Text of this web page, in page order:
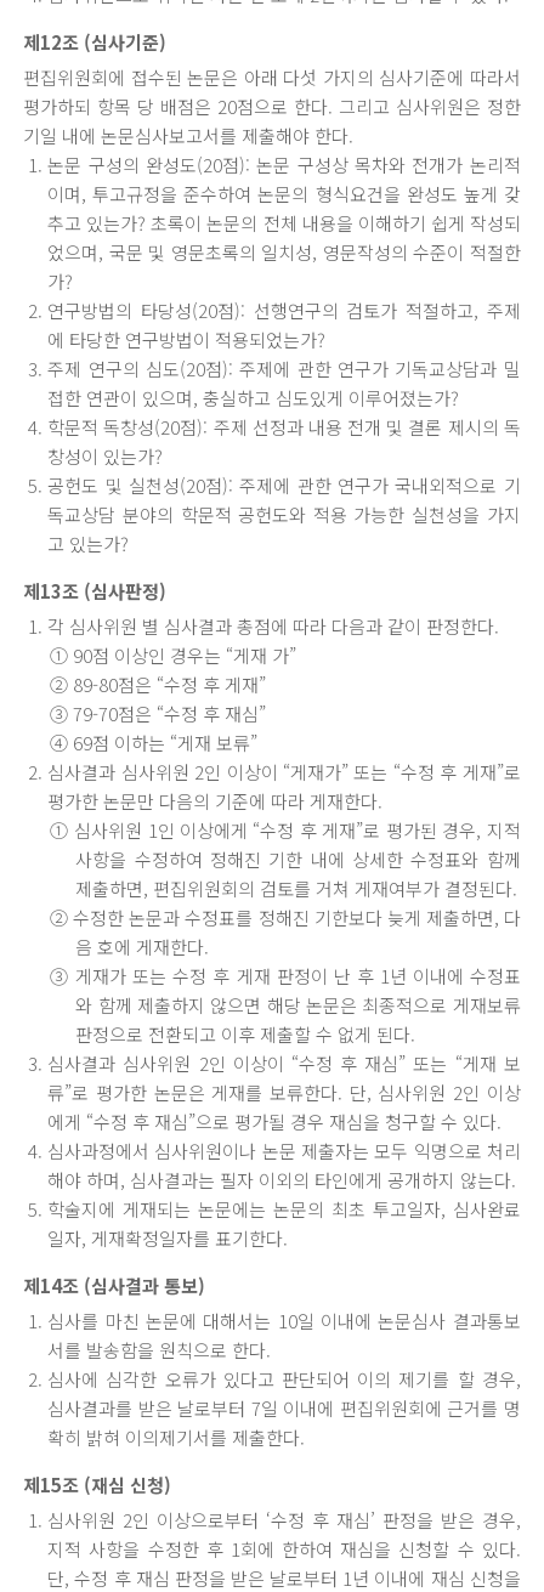
제12조 (심사기준)
편집위원회에 접수된 논문은 아래 다섯 가지의 심사기준에 따라서
평가하되 항목 당 배점은 20점으로 한다. 그리고 심사위원은 정한
기일 내에 논문심사보고서를 제출해야 한다.
논문 구성의 완성도(20점): 논문 구성상 목차와 전개가 논리적
이며, 투고규정을 준수하여 논문의 형식요건을 완성도 높게 갖
추고 있는가? 초록이 논문의 전체 내용을 이해하기 쉽게 작성되
었으며, 국문 및 영문초록의 일치성, 영문작성의 수준이 적절한
가?
연구방법의 타당성(20점): 선행연구의 검토가 적절하고, 주제
에 타당한 연구방법이 적용되었는가?
주제 연구의 심도(20점): 주제에 관한 연구가 기독교상담과 밀
접한 연관이 있으며, 충실하고 심도있게 이루어졌는가?
학문적 독창성(20점): 주제 선정과 내용 전개 및 결론 제시의 독
창성이 있는가?
공헌도 및 실천성(20점): 주제에 관한 연구가 국내외적으로 기
독교상담 분야의 학문적 공헌도와 적용 가능한 실천성을 가지
고 있는가?
제13조 (심사판정)
각 심사위원 별 심사결과 총점에 따라 다음과 같이 판정한다.
① 90점 이상인 경우는 “게재 가”
② 89-80점은 “수정 후 게재”
③ 79-70점은 “수정 후 재심”
④ 69점 이하는 “게재 보류”
심사결과 심사위원 2인 이상이 “게재가” 또는 “수정 후 게재”로
평가한 논문만 다음의 기준에 따라 게재한다.
① 심사위원 1인 이상에게 “수정 후 게재”로 평가된 경우, 지적
사항을 수정하여 정해진 기한 내에 상세한 수정표와 함께
제출하면, 편집위원회의 검토를 거쳐 게재여부가 결정된다.
② 수정한 논문과 수정표를 정해진 기한보다 늦게 제출하면, 다
음 호에 게재한다.
③ 게재가 또는 수정 후 게재 판정이 난 후 1년 이내에 수정표
와 함께 제출하지 않으면 해당 논문은 최종적으로 게재보류
판정으로 전환되고 이후 제출할 수 없게 된다.
심사결과 심사위원 2인 이상이 “수정 후 재심” 또는 “게재 보
류”로 평가한 논문은 게재를 보류한다. 단, 심사위원 2인 이상
에게 “수정 후 재심”으로 평가될 경우 재심을 청구할 수 있다.
심사과정에서 심사위원이나 논문 제출자는 모두 익명으로 처리
해야 하며, 심사결과는 필자 이외의 타인에게 공개하지 않는다.
학술지에 게재되는 논문에는 논문의 최초 투고일자, 심사완료
일자, 게재확정일자를 표기한다.
제14조 (심사결과 통보)
심사를 마친 논문에 대해서는 10일 이내에 논문심사 결과통보
서를 발송함을 원칙으로 한다.
심사에 심각한 오류가 있다고 판단되어 이의 제기를 할 경우,
심사결과를 받은 날로부터 7일 이내에 편집위원회에 근거를 명
확히 밝혀 이의제기서를 제출한다.
제15조 (재심 신청)
심사위원 2인 이상으로부터 ‘수정 후 재심’ 판정을 받은 경우,
지적 사항을 수정한 후 1회에 한하여 재심을 신청할 수 있다.
단, 수정 후 재심 판정을 받은 날로부터 1년 이내에 재심 신청을